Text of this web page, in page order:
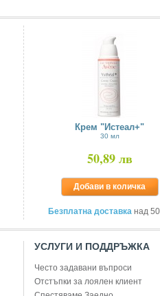
Крем "Истеал+"
30 мл
50,89 лв
Добави в количка
Безплатна доставка над
УСЛУГИ И ПОДДРЪЖКА
Често задавани въпроси
Отстъпки за лоялен клиент